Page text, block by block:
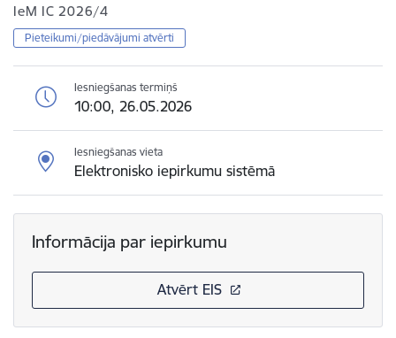
IeM IC 2026/4
Pieteikumi/piedāvājumi atvērti
Iesniegšanas termiņš
10:00, 26.05.2026
Iesniegšanas vieta
Elektronisko iepirkumu sistēmā
Informācija par iepirkumu
Atvērt EIS